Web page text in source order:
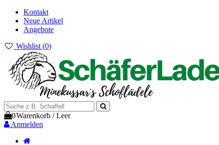
Kontakt
Neue Artikel
Angebote
Wishlist (0)
0Warenkorb /Leer
Anmelden